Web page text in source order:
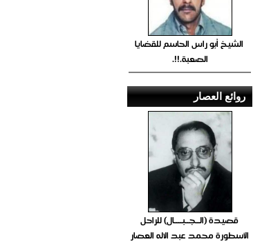
الشيخ أبو راس الحاسم للقضايا
الصعبة.!!.
روائع العصار
قصيدة (الــجــبــــال) للراحل
الأسطورة محمد عبد الاله العصار